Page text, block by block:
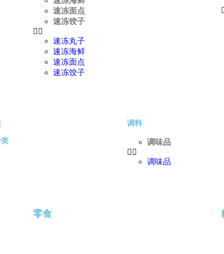
速冻面点
速冻饺子
速冻丸子
速冻海鲜
速冻面点
速冻饺子
调料
调味品
调味品
零食